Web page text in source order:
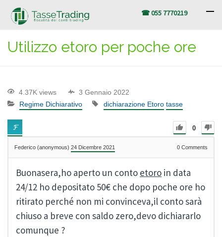
☎ 055 7770219
Utilizzo etoro per poche ore
4.37K views
3 Gennaio 2022
Regime Dichiarativo
dichiarazione Etoro tasse
0
Federico (anonymous) 24 Dicembre 2021 0 Comments
Buonasera,ho aperto un conto etoro in data
24/12 ho depositato 50€ che dopo poche ore ho
ritirato perché non mi convinceva,il conto sarà
chiuso a breve con saldo zero,devo dichiararlo
comunque ?